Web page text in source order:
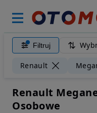
Filtruj
Renault
Renault
Osobowe